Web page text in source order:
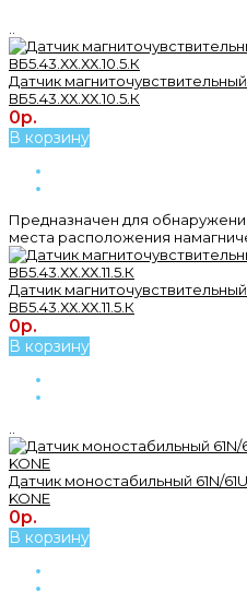
Датчик
ВБ5.43.ХХ.ХХ.10.5.К
0р.
В корзину
Предназначен для
места расположения
Датчик
ВБ5.43.ХХ.ХХ.11.5.К
0р.
В корзину
Датчик моностабильный 61N/
KONE
0р.
В корзину